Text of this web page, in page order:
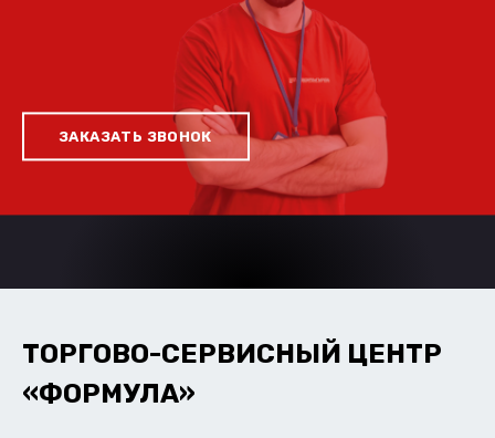
ЗАКАЗАТЬ ЗВОНОК
ТОРГОВО-СЕРВИСНЫЙ ЦЕНТР
«ФОРМУЛА»